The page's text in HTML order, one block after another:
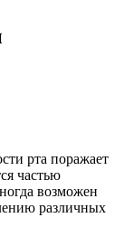
рта поражает
частью
возможен
различных